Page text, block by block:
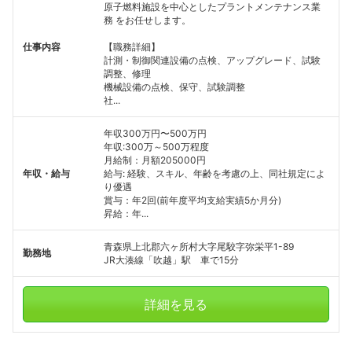
仕事内容
原子燃料施設を中心としたプラントメンテナンス業
務 をお任せします。
【職務詳細】
計測・制御関連設備の点検、アップグレード、試験
調整、修理
機械設備の点検、保守、試験調整
社...
年収・給与
年収300万円〜500万円
年収:300万～500万程度
月給制：月額205000円
給与: 経験、スキル、年齢を考慮の上、同社規定によ
り優遇
賞与：年2回(前年度平均支給実績5か月分)
昇給：年...
勤務地
青森県上北郡六ヶ所村大字尾駮字弥栄平1-89
JR大湊線「吹越」駅 車で15分
詳細を見る